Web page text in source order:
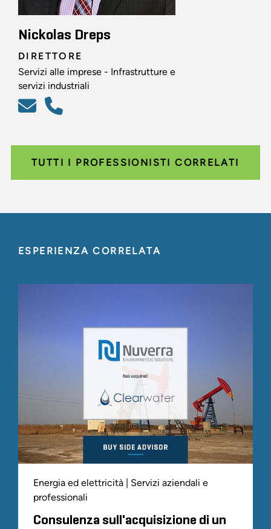
Nickolas Dreps
DIRETTORE
Servizi alle imprese - Infrastrutture e
servizi industriali
TUTTI I PROFESSIONISTI CORRELATI
ESPERIENZA CORRELATA
Energia ed elettricità | Servizi aziendali e
professionali
Consulenza sull'acquisizione di un